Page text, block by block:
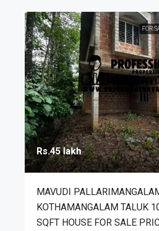
FOR
Rs.45 lakh
MAVUDI
KOTHAMANGALAM TALUK
SQFT HOUSE FOR SALE